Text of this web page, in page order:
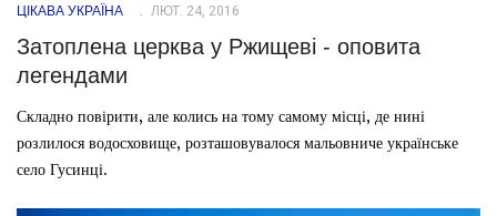
ЦІКАВА УКРАЇНА ЛЮТ. 24, 2016
Затоплена церква у Ржищеві - оповита
легендами
Складно повірити, але колись на тому самому місці, де нині
розлилося водосховище, розташовувалося мальовниче українське
село Гусинці.